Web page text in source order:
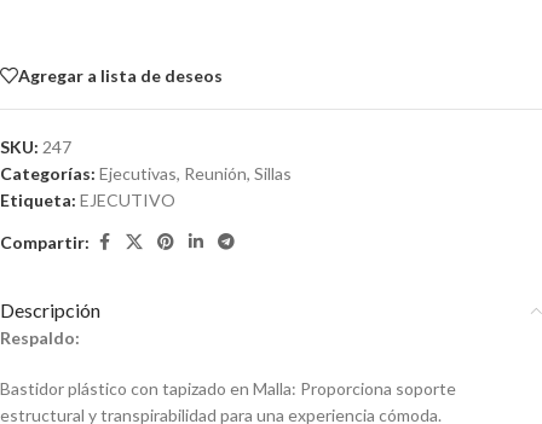
Agregar a lista de deseos
SKU: 247
Categorías: Ejecutivas, Reunión, Sillas
Etiqueta: EJECUTIVO
Compartir:
Descripción
Respaldo:
Bastidor plástico con tapizado en Malla: Proporciona soporte
estructural y transpirabilidad para una experiencia cómoda.